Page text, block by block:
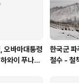
오바마대통령
와이 푸나호
한국군 파
철수 - 철